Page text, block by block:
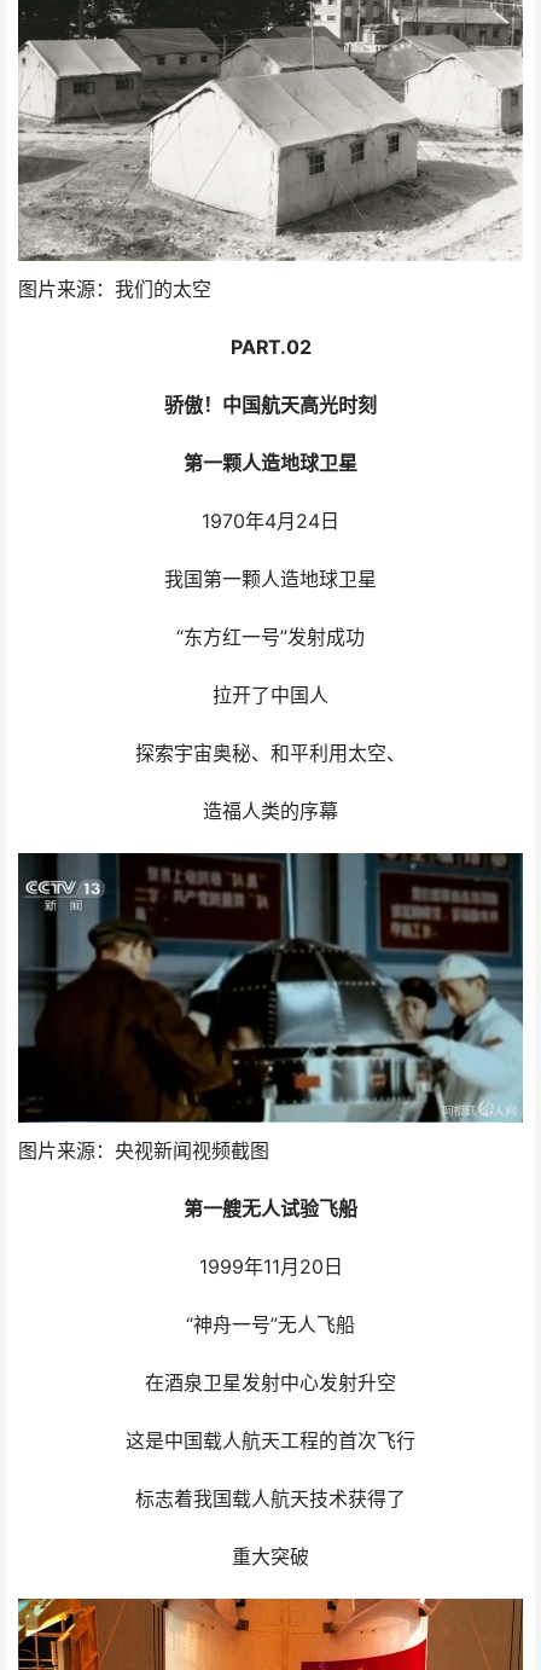
图片来源：我们的太空
PART.02
骄傲！中国航天高光时刻
第一颗人造地球卫星
1970年4月24日
我国第一颗人造地球卫星
“东方红一号”发射成功
拉开了中国人
探索宇宙奥秘、和平利用太空、
造福人类的序幕
图片来源：央视新闻视频截图
第一艘无人试验飞船
1999年11月20日
“神舟一号”无人飞船
在酒泉卫星发射中心发射升空
这是中国载人航天工程的首次飞行
标志着我国载人航天技术获得了
重大突破